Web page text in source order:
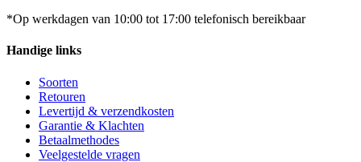
*Op werkdagen van 10:00 tot 17:00 telefonisch bereikbaar
Handige links
Soorten
Retouren
Levertijd & verzendkosten
Garantie & Klachten
Betaalmethodes
Veelgestelde vragen